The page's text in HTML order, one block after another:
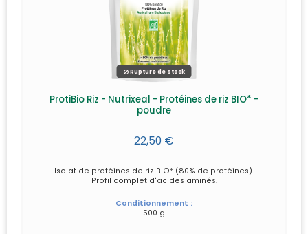
Rupture de stock
ProtiBio Riz - Nutrixeal - Protéines de riz BIO* -
poudre
22,50 €
Isolat de protéines de riz BIO* (80% de protéines).
Profil complet d'acides aminés.
Conditionnement :
500 g